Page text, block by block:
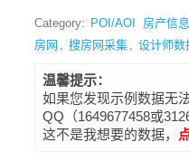
Category: POI/AOI 房产信息
房网 , 搜房网采集 , 设计师数
温馨提示：
如果您发现示例数据无
QQ（1649677458或
这不是我想要的数据，